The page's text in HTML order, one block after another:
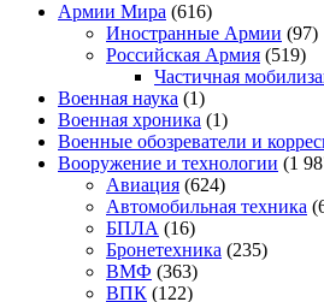
Армии Мира (616)
Иностранные Армии (97)
Российская Армия (519)
Частичная
Военная наука (1)
Военная хроника (1)
Военные обозреватели и
Вооружение и технологии (1
Авиация (624)
Автомобильная техника
БПЛА (16)
Бронетехника (235)
ВМФ (363)
ВПК (122)